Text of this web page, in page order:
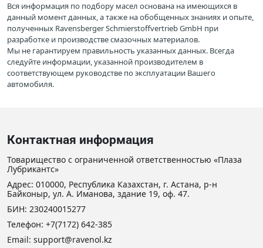
Вся информация по подбору масел основана на имеющихся в
данный момент данных, а также на обобщенных знаниях и опыте,
полученных Ravensberger Schmierstoffvertrieb GmbH при
разработке и производстве смазочных материалов.
Мы не гарантируем правильность указанных данных. Всегда
следуйте информации, указанной производителем в
соответствующем руководстве по эксплуатации Вашего
автомобиля.
Контактная информация
Товарищество с ограниченной ответственностью «Плаза
Лубрикантс»
Адрес: 010000, Республика Казахстан, г. Астана, р-н
Байконыр, ул. А. Иманова, здание 19, оф. 47.
БИН: 230240015277
Телефон: +7(7172) 642-385
Email: support@ravenol.kz